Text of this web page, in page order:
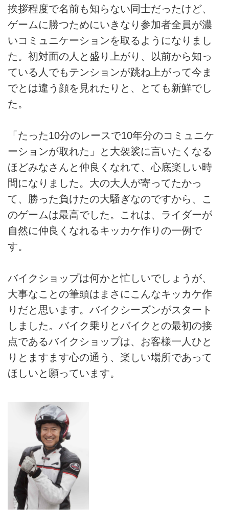
挨拶程度で名前も知らない同士だったけど、
ゲームに勝つためにいきなり参加者全員が濃
いコミュニケーションを取るようになりまし
た。初対面の人と盛り上がり、以前から知っ
ている人でもテンションが跳ね上がって今ま
でとは違う顔を見れたりと、とても新鮮でし
た。
「たった10分のレースで10年分のコミュニケ
ーションが取れた」と大袈裟に言いたくなる
ほどみなさんと仲良くなれて、心底楽しい時
間になりました。大の大人が寄ってたかっ
て、勝った負けたの大騒ぎなのですから、こ
のゲームは最高でした。これは、ライダーが
自然に仲良くなれるキッカケ作りの一例で
す。
バイクショップは何かと忙しいでしょうが、
大事なことの筆頭はまさにこんなキッカケ作
りだと思います。バイクシーズンがスタート
しました。バイク乗りとバイクとの最初の接
点であるバイクショップは、お客様一人ひと
りとますます心の通う、楽しい場所であって
ほしいと願っています。